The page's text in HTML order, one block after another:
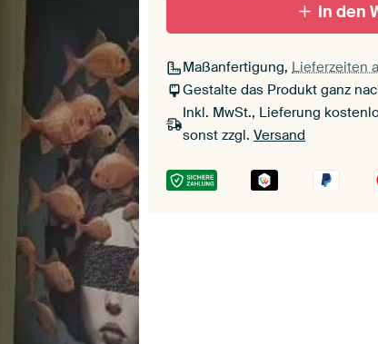
In den
Maßanfertigung, Lieferzeiten
Gestalte das Produkt ganz
Inkl. MwSt., Lieferung
sonst zzgl. Versand